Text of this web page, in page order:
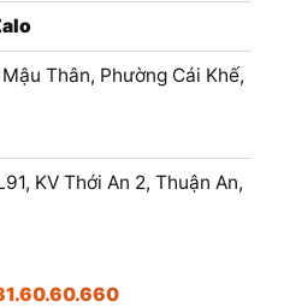
Thân, Phường Cái Khế,
KV Thới An 2, Thuận An,